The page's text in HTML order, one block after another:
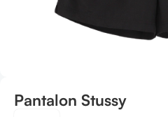
Pantalon Stussy